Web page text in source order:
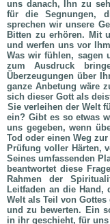
uns danach, Ihn zu
für die Segnungen,
sprechen wir unsere
Bitten zu erhören. Mit
und werfen uns vor
Was wir fühlen, sagen
zum Ausdruck
Überzeugungen über
ganze Anbetung wäre
sich dieser Gott als
Sie verleihen der Welt
ein? Gibt es so etwas
uns gegeben, wenn
Tod oder einen Weg
Prüfung voller Härten,
Seines umfassenden
beantwortet diese
Rahmen der
Leitfaden an die
Welt als Teil von
und zu bewerten. Ein
in ihr geschieht, für